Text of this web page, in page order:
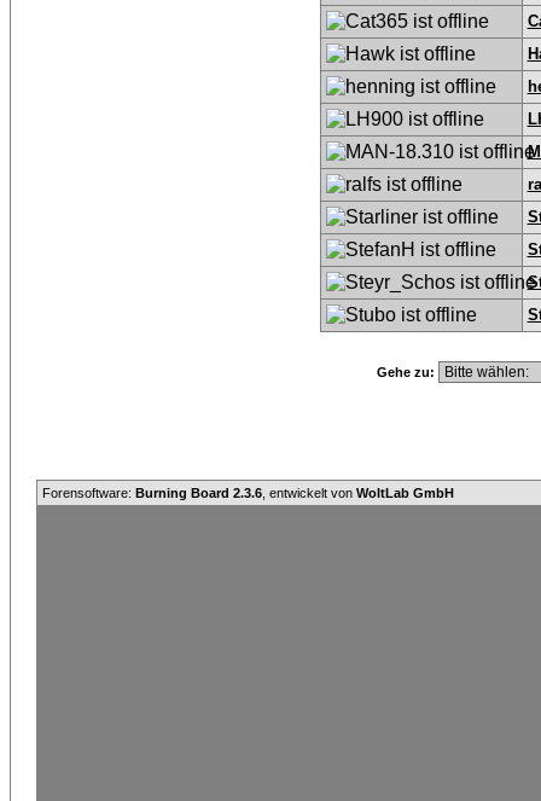
Gehe zu:
Forensoftware: Burning Board 2.3.6 , entwickelt von WoltLab GmbH